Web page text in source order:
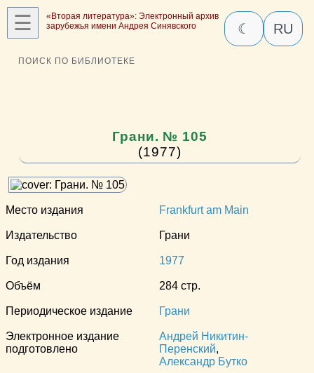
☰
«Вторая литература»: Электронный архив
зарубежья имени Андрея Синявского
☾ RU
ПОИСК ПО БИБЛИОТЕКЕ
Грани. № 105
(1977)
Место издания Frankfurt am Main
Издательство Грани
Год издания 1977
Объём 284 стр.
Периодическое издание Грани
Электронное издание
подготовлено
Андрей Никитин-
Перенский,
Александр Бутко